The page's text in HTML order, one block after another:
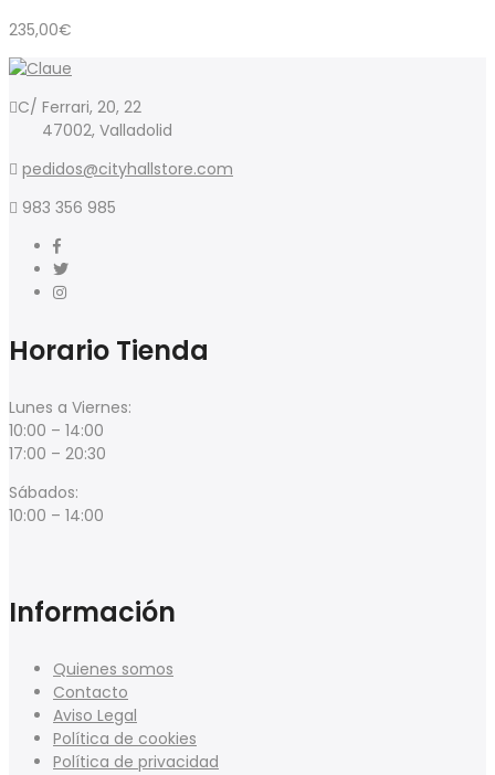
235,00€
C/ Ferrari, 20, 22
47002, Valladolid
pedidos@cityhallstore.com
983 356 985
Horario Tienda
Lunes a Viernes:
10:00 – 14:00
17:00 – 20:30
Sábados:
10:00 – 14:00
Información
Quienes somos
Contacto
Aviso Legal
Política de cookies
Política de privacidad